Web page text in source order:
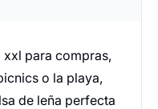
xxl para compras,
o la playa,
de leña perfecta